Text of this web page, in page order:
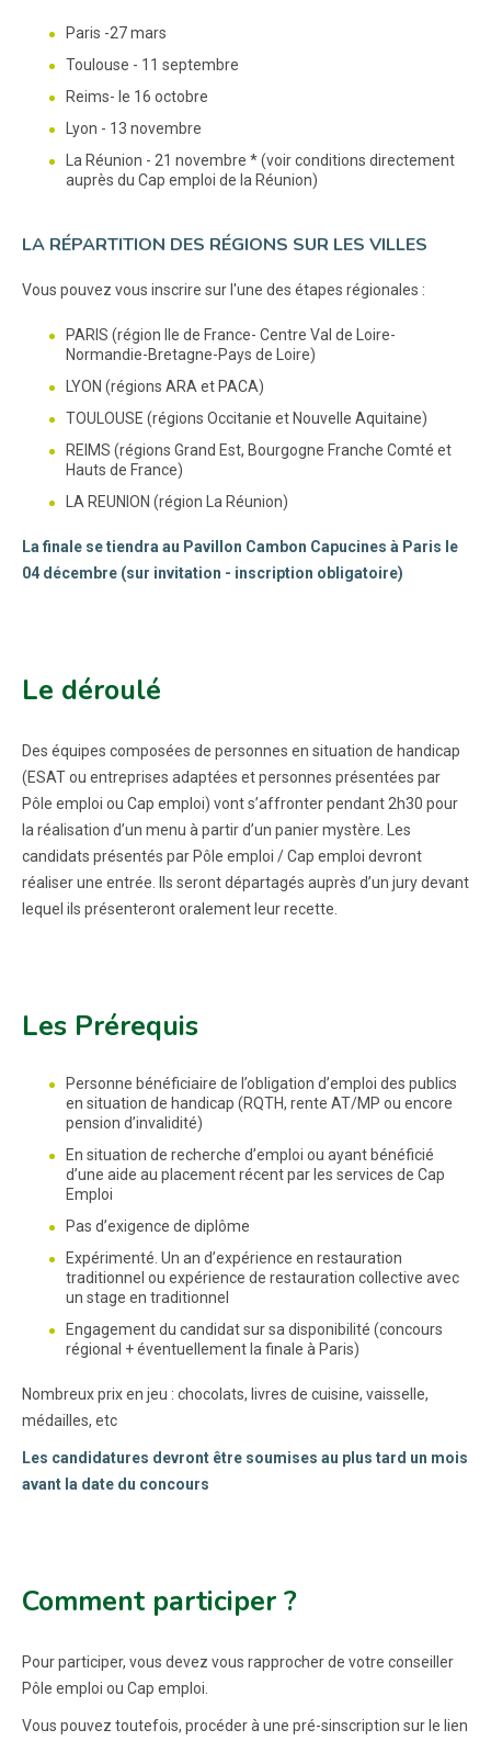
Paris -27 mars
Toulouse - 11 septembre
Reims- le 16 octobre
Lyon - 13 novembre
La Réunion - 21 novembre * (voir conditions directement
auprès du Cap emploi de la Réunion)
LA RÉPARTITION DES RÉGIONS SUR LES VILLES
Vous pouvez vous inscrire sur l'une des étapes régionales :
PARIS (région Ile de France- Centre Val de Loire-
Normandie-Bretagne-Pays de Loire)
LYON (régions ARA et PACA)
TOULOUSE (régions Occitanie et Nouvelle Aquitaine)
REIMS (régions Grand Est, Bourgogne Franche Comté et
Hauts de France)
LA REUNION (région La Réunion)
La finale se tiendra au Pavillon Cambon Capucines à Paris le
04 décembre (sur invitation - inscription obligatoire)
Le déroulé
Des équipes composées de personnes en situation de handicap
(ESAT ou entreprises adaptées et personnes présentées par
Pôle emploi ou Cap emploi) vont s’affronter pendant 2h30 pour
la réalisation d’un menu à partir d’un panier mystère. Les
candidats présentés par Pôle emploi / Cap emploi devront
réaliser une entrée. Ils seront départagés auprès d’un jury devant
lequel ils présenteront oralement leur recette.
Les Prérequis
Personne bénéficiaire de l’obligation d’emploi des publics
en situation de handicap (RQTH, rente AT/MP ou encore
pension d’invalidité)
En situation de recherche d’emploi ou ayant bénéficié
d’une aide au placement récent par les services de Cap
Emploi
Pas d’exigence de diplôme
Expérimenté. Un an d’expérience en restauration
traditionnel ou expérience de restauration collective avec
un stage en traditionnel
Engagement du candidat sur sa disponibilité (concours
régional + éventuellement la finale à Paris)
Nombreux prix en jeu : chocolats, livres de cuisine, vaisselle,
médailles, etc
Les candidatures devront être soumises au plus tard un mois
avant la date du concours
Comment participer ?
Pour participer, vous devez vous rapprocher de votre conseiller
Pôle emploi ou Cap emploi.
Vous pouvez toutefois, procéder à une pré-sinscription sur le lien